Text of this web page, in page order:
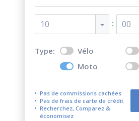
10 : 00
Type: Vélo
Moto
Pas de commissions cachées
Pas de frais de carte de crédit
Recherchez, Comparez &
économisez